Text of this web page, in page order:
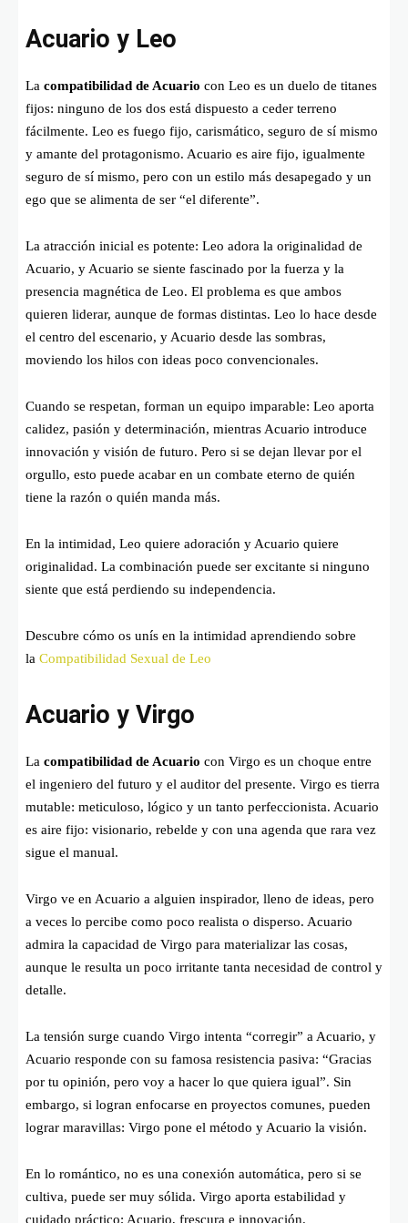
Acuario y Leo
La compatibilidad de Acuario con Leo es un duelo de titanes
fijos: ninguno de los dos está dispuesto a ceder terreno
fácilmente. Leo es fuego fijo, carismático, seguro de sí mismo
y amante del protagonismo. Acuario es aire fijo, igualmente
seguro de sí mismo, pero con un estilo más desapegado y un
ego que se alimenta de ser “el diferente”.
La atracción inicial es potente: Leo adora la originalidad de
Acuario, y Acuario se siente fascinado por la fuerza y la
presencia magnética de Leo. El problema es que ambos
quieren liderar, aunque de formas distintas. Leo lo hace desde
el centro del escenario, y Acuario desde las sombras,
moviendo los hilos con ideas poco convencionales.
Cuando se respetan, forman un equipo imparable: Leo aporta
calidez, pasión y determinación, mientras Acuario introduce
innovación y visión de futuro. Pero si se dejan llevar por el
orgullo, esto puede acabar en un combate eterno de quién
tiene la razón o quién manda más.
En la intimidad, Leo quiere adoración y Acuario quiere
originalidad. La combinación puede ser excitante si ninguno
siente que está perdiendo su independencia.
Descubre cómo os unís en la intimidad aprendiendo sobre
la Compatibilidad Sexual de Leo
Acuario y Virgo
La compatibilidad de Acuario con Virgo es un choque entre
el ingeniero del futuro y el auditor del presente. Virgo es tierra
mutable: meticuloso, lógico y un tanto perfeccionista. Acuario
es aire fijo: visionario, rebelde y con una agenda que rara vez
sigue el manual.
Virgo ve en Acuario a alguien inspirador, lleno de ideas, pero
a veces lo percibe como poco realista o disperso. Acuario
admira la capacidad de Virgo para materializar las cosas,
aunque le resulta un poco irritante tanta necesidad de control y
detalle.
La tensión surge cuando Virgo intenta “corregir” a Acuario, y
Acuario responde con su famosa resistencia pasiva: “Gracias
por tu opinión, pero voy a hacer lo que quiera igual”. Sin
embargo, si logran enfocarse en proyectos comunes, pueden
lograr maravillas: Virgo pone el método y Acuario la visión.
En lo romántico, no es una conexión automática, pero si se
cultiva, puede ser muy sólida. Virgo aporta estabilidad y
cuidado práctico; Acuario, frescura e innovación.